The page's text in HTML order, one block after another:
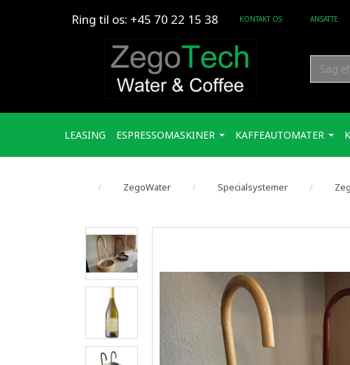
Ring til os: +45 70 22 15 38 KONTAKT OS ANSATTE
LEASING ESPRESSOMASKINER KAFFEAUTOMATER
ZegoWater Specialsystemer